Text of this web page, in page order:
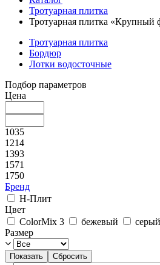
Тротуарная плитка
Тротуарная плитка «Крупный
Тротуарная плитка
Бордюр
Лотки водосточные
Подбор параметров
Цена
1035
1214
1393
1571
1750
Бренд
Н-Плит
Цвет
ColorMix 3
бежевый серый
Размер